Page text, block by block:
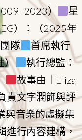
）
星
）：（2025年
隊
首席執行
）
執行總監：
故事由｜Eliza
責文字潤飾與評
與音樂的虛擬集
進行內容建構，